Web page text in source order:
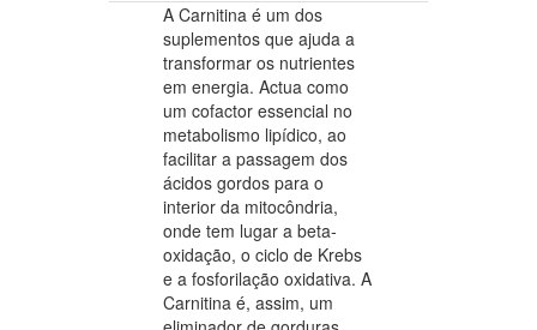
A Carnitina é um dos
suplementos que ajuda a
transformar os nutrientes
em energia. Actua como
um cofactor essencial no
metabolismo lipídico, ao
facilitar a passagem dos
ácidos gordos para o
interior da mitocôndria,
onde tem lugar a beta-
oxidação, o ciclo de Krebs
e a fosforilação oxidativa. A
Carnitina é, assim, um